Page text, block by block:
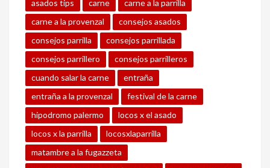
asados tips
carne
carne a la parrilla
carne a la provenzal
consejos asados
consejos parrilla
consejos parrillada
consejos parrillero
consejos parrilleros
cuando salar la carne
entraña
entraña a la provenzal
festival de la carne
hipodromo palermo
locos x el asado
locos x la parrilla
locosxlaparrilla
matambre a la fugazzeta